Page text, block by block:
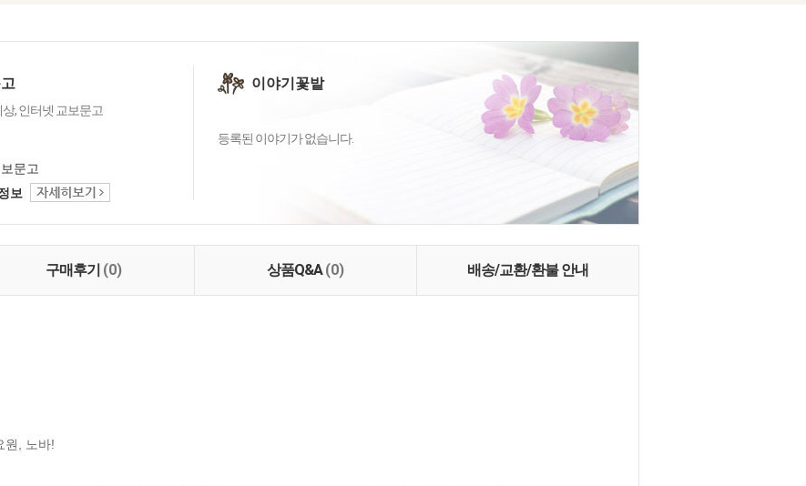
, 인터넷 교보문고
문고
보
이야기꽃밭
등록된 이야기가 없습니다.
구매후기 (0) 상품Q&A(0) 배송/교환/환불 안내
원, 노바!